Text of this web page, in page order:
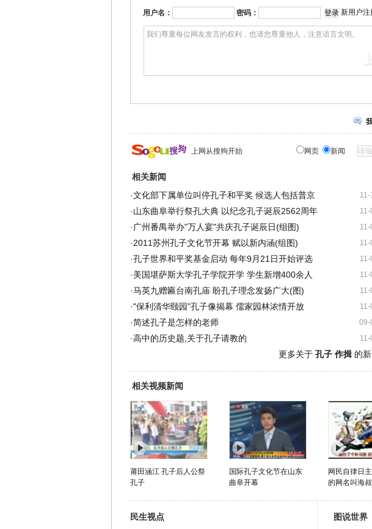
用户名： 密码： 新用户注
上网从搜狗开始 网页 新闻
相关新闻
·文化部下属单位叫停孔子和平奖 候选人包括普京
·山东曲阜举行祭孔大典 以纪念孔子诞辰2562周年
· 广州番禺举办"万人宴"共庆孔子诞辰日(组图)
·2011苏州孔子文化节开幕 赋以新内涵(组图)
·孔子世界和平奖基金启动 每年9月21日开始评选
·美国堪萨斯大学孔子学院开学 学生新增400余人
·马英九赠匾台南孔庙 盼孔子理念发扬广大(图)
·"保利清华颐园"孔子像揭幕 儒家园林浓情开放
09-
·简述孔子是怎样的老师
·高中的历史题,关于孔子请教的
更多关于 孔子 作揖的新
相关视频新闻
莆田涵江 孔子后人公祭
孔子
国际孔子文化节在山东
曲阜开幕
网民自律日
的网名叫海
民生视点
图说世界